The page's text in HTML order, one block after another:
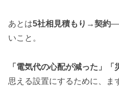
あとは5社相見積もり→契約
いこと。
「電気代の心配が減った」「
思える設置にするために、ま